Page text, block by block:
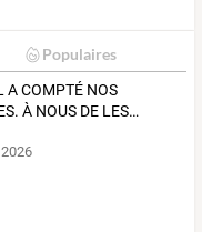
Populaires
ACOMPTÉ NOS
À NOUS DE LES…